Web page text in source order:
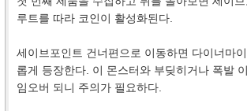
루트를 따라 코인이 활성화된다.
세이브포인트 건너편으로 이동하면 다이너마
롭게 등장한다. 이 몬스터와 부딪히거나 폭발
임오버 되니 주의가 필요하다.